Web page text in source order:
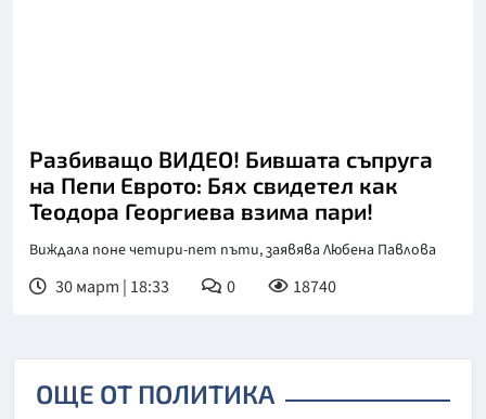
Разбиващо ВИДЕО! Бившата съпруга
на Пепи Еврото: Бях свидетел как
Теодора Георгиева взима пари!
Виждала поне четири-пет пъти, заявява Любена Павлова
30 март | 18:33 0 18740
ОЩЕ ОТ ПОЛИТИКА